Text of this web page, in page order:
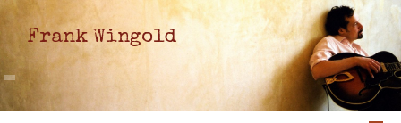
Frank Wingold